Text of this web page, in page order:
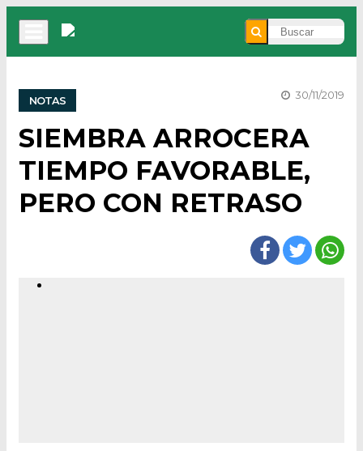
NOTAS 30/11/2019
SIEMBRA ARROCERA
TIEMPO FAVORABLE,
PERO CON RETRASO